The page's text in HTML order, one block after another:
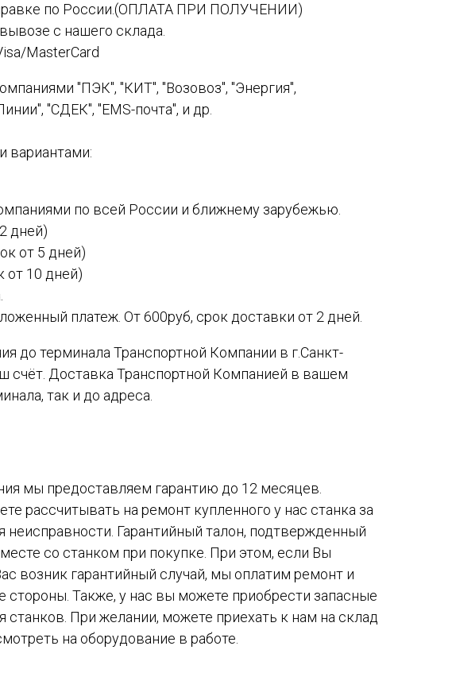
по России.(ОПЛАТА ПРИ ПОЛУЧЕНИИ)
с нашего склада.
MasterCard
"ПЭК", "КИТ", "Возовоз", "Энергия",
"СДЕК", "EMS-почта", и др.
вариантами:
по всей России и ближнему зарубежью.
дней)
от 5 дней)
от 10 дней)
платеж. От 600руб, срок доставки от 2 дней.
до терминала Транспортной Компании в г.Санкт-
счёт. Доставка Транспортной Компанией в вашем
так и до адреса.
мы предоставляем гарантию до 12 месяцев.
рассчитывать на ремонт купленного у нас станка за
неисправности. Гарантийный талон, подтвержденный
со станком при покупке. При этом, если Вы
возник гарантийный случай, мы оплатим ремонт и
стороны. Также, у нас вы можете приобрести запасные
станков. При желании, можете приехать к нам на склад
на оборудование в работе.